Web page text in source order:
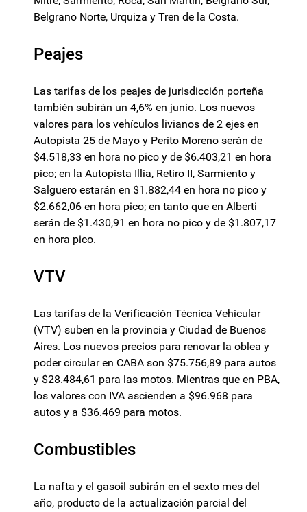
Belgrano Norte, Urquiza y Tren de la Costa.
Peajes
Las tarifas de los peajes de jurisdicción porteña
también subirán un 4,6% en junio. Los nuevos
valores para los vehículos livianos de 2 ejes en
Autopista 25 de Mayo y Perito Moreno serán de
$4.518,33 en hora no pico y de $6.403,21 en hora
pico; en la Autopista Illia, Retiro II, Sarmiento y
Salguero estarán en $1.882,44 en hora no pico y
$2.662,06 en hora pico; en tanto que en Alberti
serán de $1.430,91 en hora no pico y de $1.807,17
en hora pico.
VTV
Las tarifas de la Verificación Técnica Vehicular
(VTV) suben en la provincia y Ciudad de Buenos
Aires. Los nuevos precios para renovar la oblea y
poder circular en CABA son $75.756,89 para autos
y $28.484,61 para las motos. Mientras que en PBA,
los valores con IVA ascienden a $96.968 para
autos y a $36.469 para motos.
Combustibles
La nafta y el gasoil subirán en el sexto mes del
año, producto de la actualización parcial del